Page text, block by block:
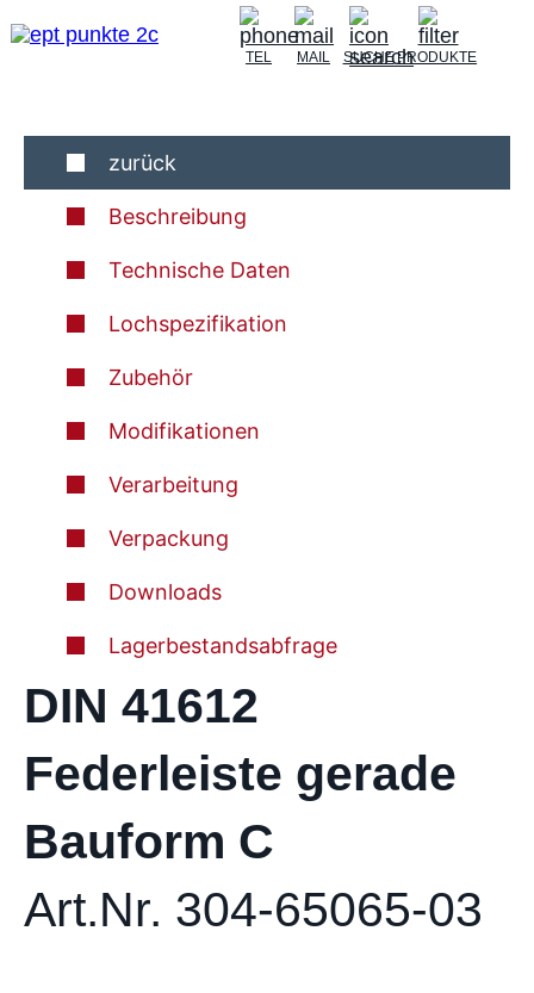
TEL MAIL SUCHEPRODUKTE
zurück
Beschreibung
Technische Daten
Lochspezifikation
Zubehör
Modifikationen
Verarbeitung
Verpackung
Downloads
Lagerbestandsabfrage
DIN 41612
Federleiste gerade
Bauform C
Art.Nr. 304-65065-03